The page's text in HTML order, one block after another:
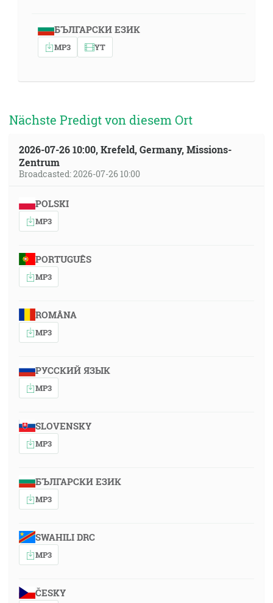
БЪЛГАРСКИ ЕЗИК
MP3 YT
Nächste Predigt von diesem Ort
2026-07-26 10:00, Krefeld, Germany, Missions-
Zentrum
Broadcasted: 2026-07-26 10:00
POLSKI
MP3
PORTUGUÊS
MP3
ROMÂNA
MP3
РУССКИЙ ЯЗЫК
MP3
SLOVENSKY
MP3
БЪЛГАРСКИ ЕЗИК
MP3
SWAHILI DRC
MP3
ČESKY